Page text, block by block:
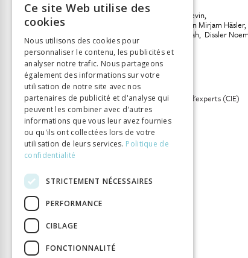
Auteur Seglias Loretta
Heiniger Kevin
Kristmann Mirjam Häsler
Heiniger Alix
Morat Deborah Dissler
Éditeur
Chronos Verlag
ISBN
9783034015189
Langue
Allemand, Français, Italien
Collection
Commission indépendante d'experts (CIE)
internements administratifs
Nombre de pages
768
Parution
1 janv. 2019
Type de livre
DOI
10.33057/chronos.1518
ITALIAN
Ce site Web utilise des
cookies
Nous utilisons des cookies pour
personnaliser le contenu, les publicités et
analyser notre trafic. Nous partageons
également des informations sur votre
utilisation de notre site avec nos
partenaires de publicité et d'analyse qui
peuvent les combiner avec d'autres
informations que vous leur avez fournies
ou qu'ils ont collectées lors de votre
utilisation de leurs services. Politique de
confidentialité
STRICTEMENT NÉCESSAIRES
PERFORMANCE
CIBLAGE
FONCTIONNALITÉ